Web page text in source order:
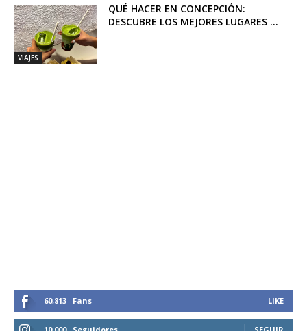
VIAJES
QUÉ HACER EN CONCEPCIÓN:
DESCUBRE LOS MEJORES LUGARES ...
60,813 Fans LIKE